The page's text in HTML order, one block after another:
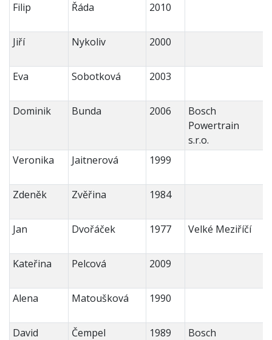
Filip
Řáda 2010
Jiří Nykoliv 2000
Eva Sobotková 2003
Dominik Bunda 2006
Bosch
Powertrain
s.r.o.
Veronika
Jaitnerová 1999
Zdeněk Zvěřina 1984
Jan Dvořáček 1977 Velké Meziříčí
Kateřina Pelcová 2009
Alena Matoušková 1990
David Čempel 1989
Bosch